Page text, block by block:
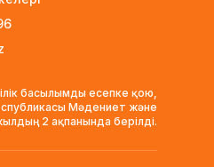
азаматтық
жарлықтарға
басылымды есепке қою,
Мәдениет және
2 ақпанында берілді.